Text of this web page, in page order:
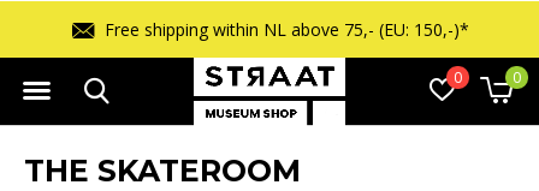
0 0
within NL above 75,- (EU: 150,-)*
THE SKATEROOM